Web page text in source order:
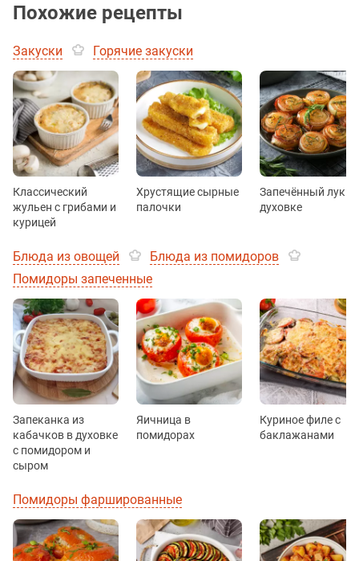
Похожие рецепты
Закуски Горячие закуски
Классический
жульен с грибами и
курицей
Хрустящие сырные
палочки
Запечённый лук в
духовке
Блюда из овощей
Блюда из помидоров
Помидоры запеченные
Запеканка из
кабачков в духовке
с помидором и
сыром
Яичница в
помидорах
Куриное филе с
баклажанами
Помидоры фаршированные